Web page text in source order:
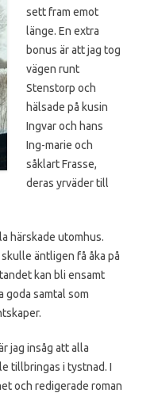
sett fram emot
länge. En extra
bonus är att jag tog
vägen runt
Stenstorp och
hälsade på kusin
Ingvar och hans
Ing-marie och
såklart Frasse,
deras yrväder till
härskade utomhus.
äntligen få åka på
kan bli ensamt
goda samtal som
jag insåg att alla
tillbringas i tystnad. I
och redigerade roman